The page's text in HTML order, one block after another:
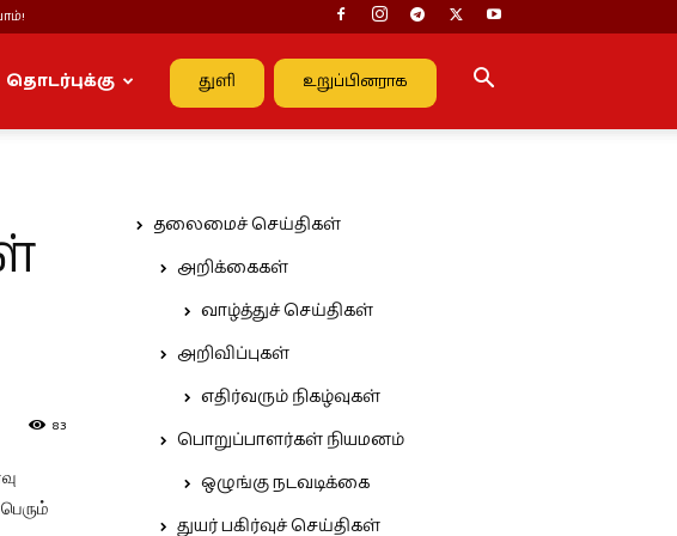
துளி உறுப்பினராக
தொடர்புக்கு
83
தலைமைச் செய்திகள்
அறிக்கைகள்
வாழ்த்துச் செய்திகள்
அறிவிப்புகள்
எதிர்வரும் நிகழ்வுகள்
பொறுப்பாளர்கள் நியமனம்
ஒழுங்கு நடவடிக்கை
துயர் பகிர்வுச் செய்திகள்